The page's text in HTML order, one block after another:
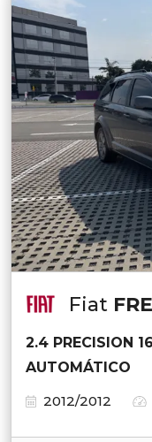
Fiat
2.4 PRECISION
AUTOMÁTICO
2012/2012